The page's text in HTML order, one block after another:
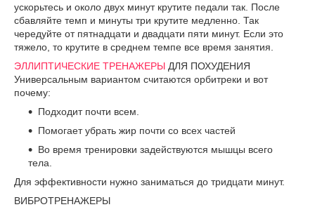
ускорьтесь и около двух минут крутите педали так. После
сбавляйте темп и минуты три крутите медленно. Так
чередуйте от пятнадцати и двадцати пяти минут. Если это
тяжело, то крутите в среднем темпе все время занятия.
ЭЛЛИПТИЧЕСКИЕ ТРЕНАЖЕРЫ ДЛЯ ПОХУДЕНИЯ
Универсальным вариантом считаются орбитреки и вот
почему:
Подходит почти всем.
Помогает убрать жир почти со всех частей
Во время тренировки задействуются мышцы всего
тела.
Для эффективности нужно заниматься до тридцати минут.
ВИБРОТРЕНАЖЕРЫ